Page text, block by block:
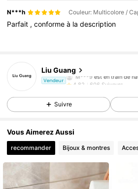
N***h
Parfait ,conformeà ladescription
Liu Guang
Vendeur
M***9
4,82
606 Suiveurs
4,82 606 Suiveurs
Suivre
Vous Aimerez Aussi
recommander Bijoux & montres